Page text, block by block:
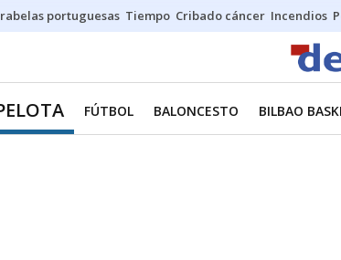
portuguesas Tiempo Cribado cáncer Incendios
FÚTBOL BALONCESTO BILBAO